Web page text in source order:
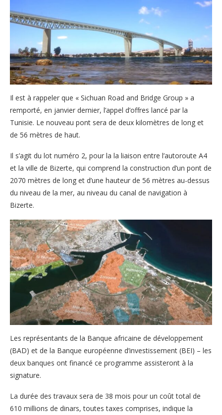
Il est à rappeler que « Sichuan Road and Bridge Group » a
remporté, en janvier dernier, l’appel d’offres lancé par la
Tunisie. Le nouveau pont sera de deux kilomètres de long et
de 56 mètres de haut.
Il s’agit du lot numéro 2, pour la la liaison entre l’autoroute A4
et la ville de Bizerte, qui comprend la construction d’un pont de
2070 mètres de long et d’une hauteur de 56 mètres au-dessus
du niveau de la mer, au niveau du canal de navigation à
Bizerte.
Les représentants de la Banque africaine de développement
(BAD) et de la Banque européenne d’investissement (BEI) – les
deux banques ont financé ce programme assisteront à la
signature.
La durée des travaux sera de 38 mois pour un coût total de
610 millions de dinars, toutes taxes comprises, indique la